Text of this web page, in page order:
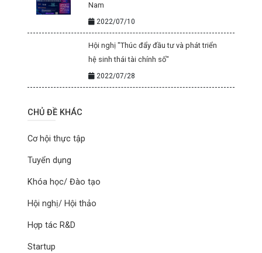
Nam
2022/07/10
Hội nghị "Thúc đẩy đầu tư và phát triển
hệ sinh thái tài chính số"
2022/07/28
CHỦ ĐỀ KHÁC
Cơ hội thực tập
Tuyển dụng
Khóa học/ Đào tạo
Hội nghị/ Hội thảo
Hợp tác R&D
Startup